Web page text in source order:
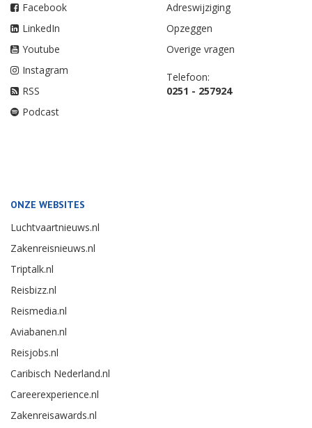
Facebook
LinkedIn
Youtube
Instagram
RSS
Podcast
Adreswijziging
Opzeggen
Overige vragen
Telefoon:
0251 - 257924
ONZE WEBSITES
Luchtvaartnieuws.nl
Zakenreisnieuws.nl
Triptalk.nl
Reisbizz.nl
Reismedia.nl
Aviabanen.nl
Reisjobs.nl
Caribisch Nederland.nl
Careerexperience.nl
Zakenreisawards.nl